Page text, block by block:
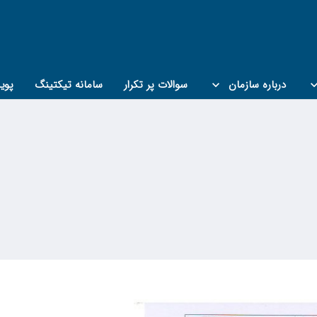
درباره سازمان سوالات پر تکرار سامانه تیکتینگ